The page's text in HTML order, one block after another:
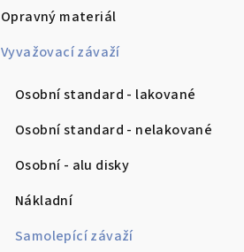
Opravný materiál
Vyvažovací závaží
Osobní standard - lakované
Osobní standard - nelakované
Osobní - alu disky
Nákladní
Samolepící závaží